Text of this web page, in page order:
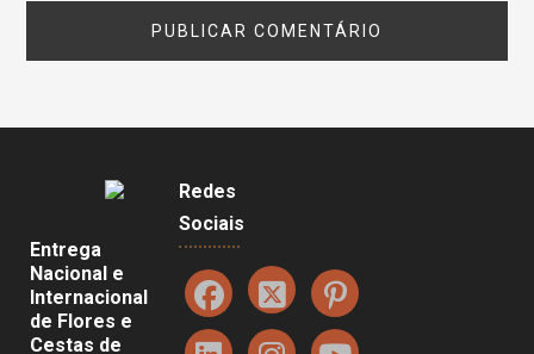
Entrega
Nacional e
Internacional
de Flores e
Cestas de
Redes
Sociais